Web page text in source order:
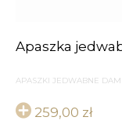
Apaszka
APASZKI JEDWABNE
259,00 zł